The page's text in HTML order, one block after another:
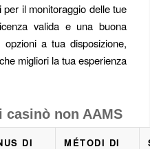
il monitoraggio delle tue
valida e una buona
a tua disposizione,
migliori la tua esperienza
non AAMS
DI
MÉTODI DI